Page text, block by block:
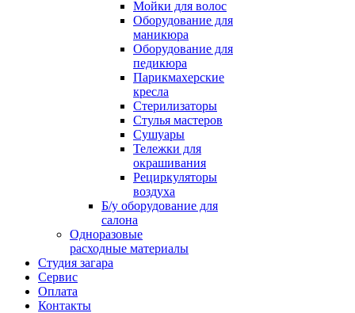
Мойки для волос
Оборудование для
маникюра
Оборудование для
педикюра
Парикмахерские
кресла
Стерилизаторы
Стулья мастеров
Сушуары
Тележки для
окрашивания
Рециркуляторы
воздуха
Б/у оборудование для
салона
Одноразовые
расходные материалы
Студия загара
Сервис
Оплата
Контакты